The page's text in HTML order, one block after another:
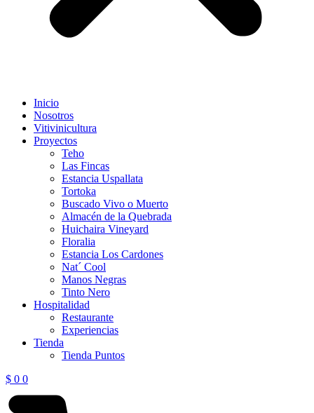
Inicio
Nosotros
Vitivinicultura
Proyectos
Teho
Las Fincas
Estancia Uspallata
Tortoka
Buscado Vivo o Muerto
Almacén de la Quebrada
Huichaira Vineyard
Floralia
Estancia Los Cardones
Nat´ Cool
Manos Negras
Tinto Nero
Hospitalidad
Restaurante
Experiencias
Tienda
Tienda Puntos
$ 0 0